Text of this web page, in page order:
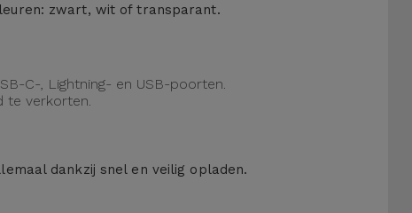
zwart, wit of transparant.
C-, Lightning- en USB-poorten.
te verkorten.
dankzij snel en veilig opladen.